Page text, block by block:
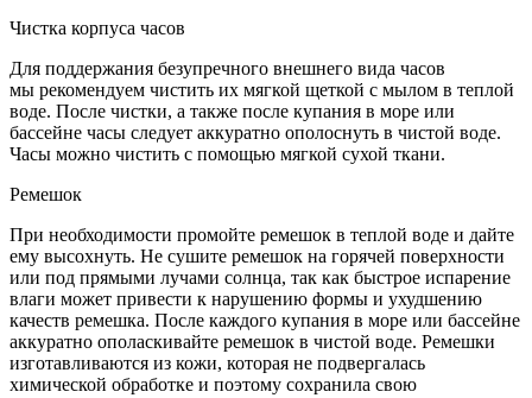
Чистка корпуса часов
Для поддержания безупречного внешнего вида часов
мы рекомендуем чистить их мягкой щеткой с мылом в теплой
воде. После чистки, а также после купания в море или
бассейне часы следует аккуратно ополоснуть в чистой воде.
Часы можно чистить с помощью мягкой сухой ткани.
Ремешок
При необходимости промойте ремешок в теплой воде и дайте
ему высохнуть. Не сушите ремешок на горячей поверхности
или под прямыми лучами солнца, так как быстрое испарение
влаги может привести к нарушению формы и ухудшению
качеств ремешка. После каждого купания в море или бассейне
аккуратно ополаскивайте ремешок в чистой воде. Ремешки
изготавливаются из кожи, которая не подвергалась
химической обработке и поэтому сохранила свою